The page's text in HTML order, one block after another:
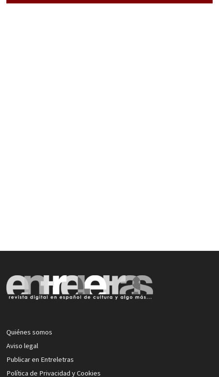
Quiénes somos
Aviso legal
Publicar en Entreletras
Política de Privacidad y Cookies